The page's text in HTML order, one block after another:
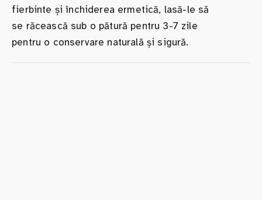
fierbinte și închiderea ermetică, lasă-le să
se răcească sub o pătură pentru 3-7 zile
pentru o conservare naturală și sigură.